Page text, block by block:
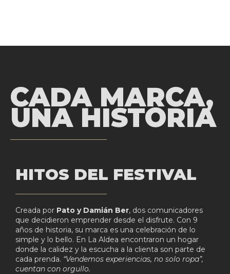
CADA MARCA,
UNA HISTORIA
HITOS DEL FESTIVAL
Creada por Pato y Damián Ber, dos comunicadores
que decidieron emprender desde el disfrute. Con 9
años de historia, su marca es una celebración de lo
simple y lo bello. En La Aldea encontraron un hogar
donde la calidez y la escucha a la clienta son parte de
cada prenda. “Vendemos experiencias, no solo ropa”,
cuentan con orgullo.